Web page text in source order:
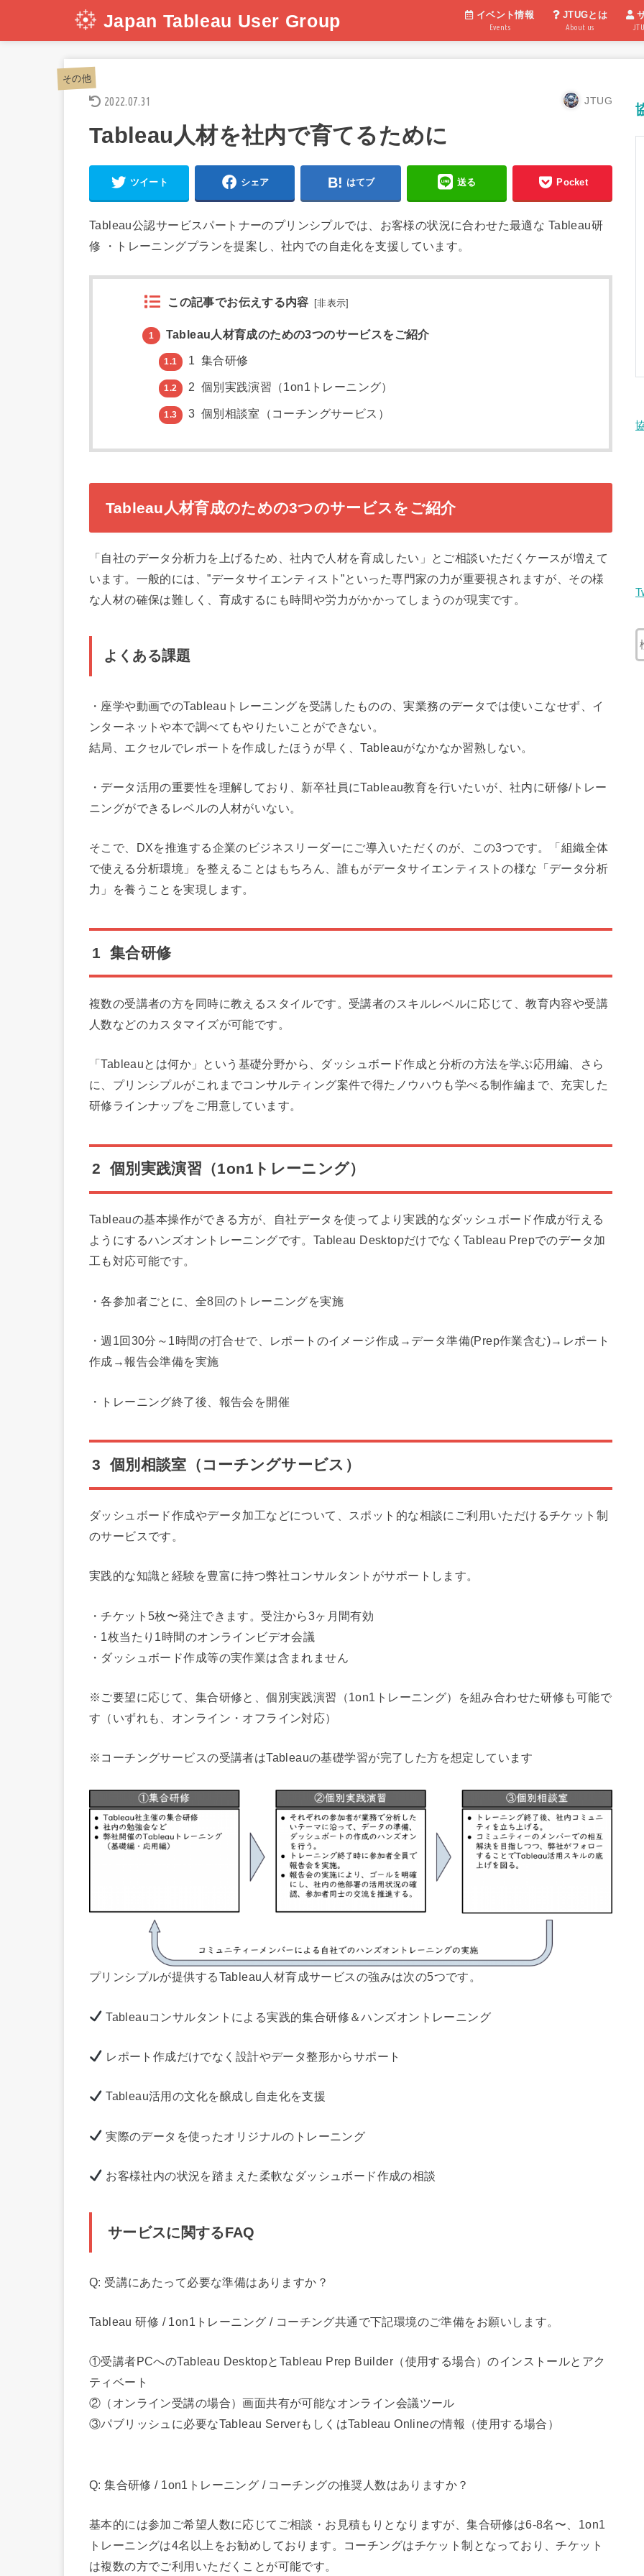
Japan Tableau User Group イベント情報
Events
JTUGとは
About us
その他
2022.07.31 JTUG
Tableau人材を社内で育てるために
ツイート シェア はてブ 送る Pocket
Tableau公認サービスパートナーのプリンシプルでは、お客様の状況に合わせた最適な Tableau研
修 ・トレーニングプランを提案し、社内での自走化を支援しています。
この記事でお伝えする内容 [非表示
1 Tableau人材育成のための3つのサービスをご紹介
1.1 1 集合研修
1.2 2 個別実践演習（1on1トレーニング）
1.3 3 個別相談室（コーチングサービス）
Tableau人材育成のための3つのサービスをご紹介
「自社のデータ分析力を上げるため、社内で人材を育成したい」とご相談いただくケースが増えて
います。一般的には、”データサイエンティスト”といった専門家の力が重要視されますが、その様
な人材の確保は難しく、育成するにも時間や労力がかかってしまうのが現実です。
よくある課題
・座学や動画でのTableauトレーニングを受講したものの、実業務のデータでは使いこなせず、イ
ンターネットや本で調べてもやりたいことができない。
結局、エクセルでレポートを作成したほうが早く、Tableauがなかなか習熟しない。
・データ活用の重要性を理解しており、新卒社員にTableau教育を行いたいが、社内に研修/トレー
ニングができるレベルの人材がいない。
そこで、DXを推進する企業のビジネスリーダーにご導入いただくのが、この3つです。「組織全体
で使える分析環境」を整えることはもちろん、誰もがデータサイエンティストの様な「データ分析
力」を養うことを実現します。
1 集合研修
複数の受講者の方を同時に教えるスタイルです。受講者のスキルレベルに応じて、教育内容や受講
人数などのカスタマイズが可能です。
「Tableauとは何か」という基礎分野から、ダッシュボード作成と分析の方法を学ぶ応用編、さら
に、プリンシプルがこれまでコンサルティング案件で得たノウハウも学べる制作編まで、充実した
研修ラインナップをご用意しています。
2 個別実践演習（1on1トレーニング）
Tableauの基本操作ができる方が、自社データを使ってより実践的なダッシュボード作成が行える
ようにするハンズオントレーニングです。Tableau DesktopだけでなくTableau Prepでのデータ加
工も対応可能です。
・各参加者ごとに、全8回のトレーニングを実施
・週1回30分～1時間の打合せで、レポートのイメージ作成→データ準備(Prep作業含む)→レポート
作成→報告会準備を実施
・トレーニング終了後、報告会を開催
3 個別相談室（コーチングサービス）
ダッシュボード作成やデータ加工などについて、スポット的な相談にご利用いただけるチケット制
のサービスです。
実践的な知識と経験を豊富に持つ弊社コンサルタントがサポートします。
・チケット5枚〜発注できます。受注から3ヶ月間有効
・1枚当たり1時間のオンラインビデオ会議
・ダッシュボード作成等の実作業は含まれません
※ご要望に応じて、集合研修と、個別実践演習（1on1トレーニング）を組み合わせた研修も可能で
す（いずれも、オンライン・オフライン対応）
※コーチングサービスの受講者はTableauの基礎学習が完了した方を想定しています
プリンシプルが提供するTableau人材育成サービスの強みは次の5つです。
Tableauコンサルタントによる実践的集合研修＆ハンズオントレーニング
レポート作成だけでなく設計やデータ整形からサポート
Tableau活用の文化を醸成し自走化を支援
実際のデータを使ったオリジナルのトレーニング
お客様社内の状況を踏まえた柔軟なダッシュボード作成の相談
サービスに関するFAQ
Q: 受講にあたって必要な準備はありますか？
Tableau 研修 / 1on1トレーニング / コーチング共通で下記環境のご準備をお願いします。
①受講者PCへのTableau DesktopとTableau Prep Builder（使用する場合）のインストールとアク
ティベート
②（オンライン受講の場合）画面共有が可能なオンライン会議ツール
③パブリッシュに必要なTableau ServerもしくはTableau Onlineの情報（使用する場合）
Q: 集合研修 / 1on1トレーニング / コーチングの推奨人数はありますか？
基本的には参加ご希望人数に応じてご相談・お見積もりとなりますが、集合研修は6-8名〜、1on1
トレーニングは4名以上をお勧めしております。コーチングはチケット制となっており、チケット
は複数の方でご利用いただくことが可能です。